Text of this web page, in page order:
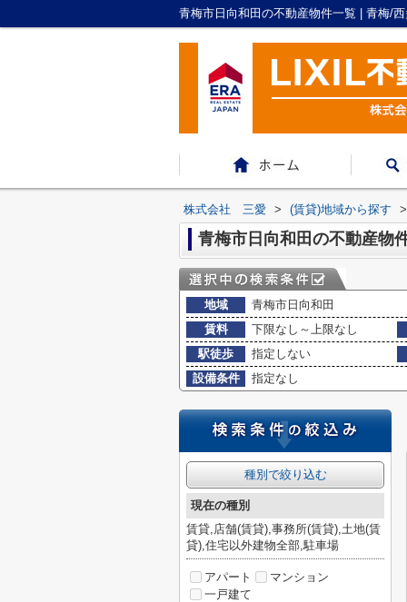
青梅市日向和田の不動産物件一覧 | 青梅/
株式会社 三愛 > (賃貸)地域から探す >
青梅市日向和田の不動産物
地域
青梅市日向和田
賃料
下限なし～上限なし
駅徒歩
指定しない
設備条件
指定なし
種別で絞り込む
現在の種別
賃貸,店舗(賃貸),事務所(賃貸),土地(賃
貸),住宅以外建物全部,駐車場
アパート
マンション
一戸建て